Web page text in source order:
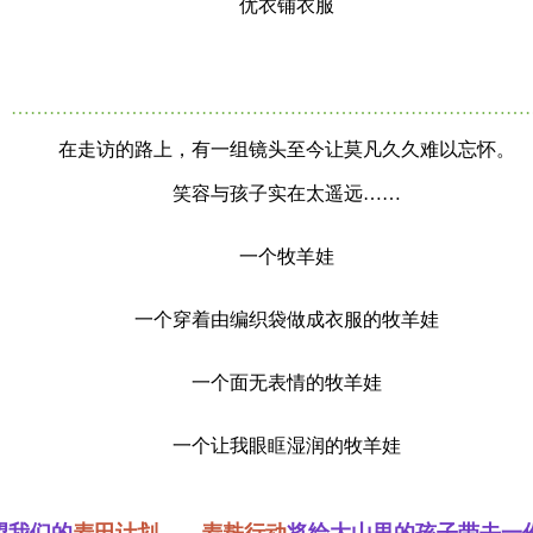
优衣铺衣服
在走访的路上，有一组镜头至今让莫凡久久难以忘怀。
笑容与孩子实在太遥远……
一个牧羊娃
一个穿着由编织袋做成衣服的牧羊娃
一个面无表情的牧羊娃
一个让我眼眶湿润的牧羊娃